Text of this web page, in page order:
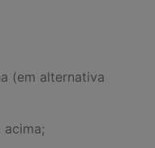
(em alternativa
acima;